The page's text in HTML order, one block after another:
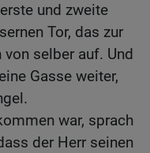
und zweite
Tor, das zur
selber auf. Und
Gasse weiter,
war, sprach
der Herr seinen